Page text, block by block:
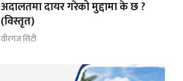
अदालतमा दायर गरेको मुद्दामा के छ ?
(विस्तृत)
वीरगंज सिटी